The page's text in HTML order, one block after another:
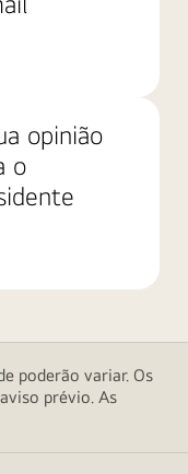
opinião
o
poderão variar. Os
prévio. As